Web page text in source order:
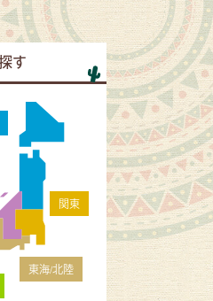
す
関東
東海/北陸